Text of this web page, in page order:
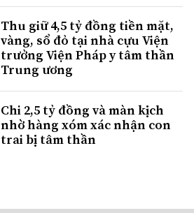
Thu giữ 4,5 tỷ đồng tiền mặt,
vàng, sổ đỏ tại nhà cựu Viện
trưởng Viện Pháp y tâm thần
Trung ương
Chi 2,5 tỷ đồng và màn kịch
nhờ hàng xóm xác nhận con
trai bị tâm thần